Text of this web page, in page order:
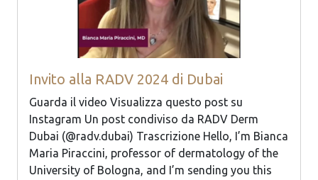
Invito alla RADV 2024 di Dubai
Guarda il video Visualizza questo post su
Instagram Un post condiviso da RADV Derm
Dubai (@radv.dubai) Trascrizione Hello, I’m Bianca
Maria Piraccini, professor of dermatology of the
University of Bologna, and I’m sending you this